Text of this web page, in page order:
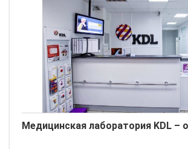
Медицинская лаборатория KDL –